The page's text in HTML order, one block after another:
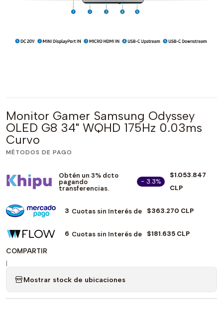
Monitor Gamer Samsung Odyssey
OLED G8 34" WQHD 175Hz 0.03ms
Curvo
MÉTODOS DE PAGO
Obtén un 3% dcto
pagando
transferencias.
- 3.3%
$1.053.847
CLP
3 Cuotas sin Interés de $363.270 CLP
6 Cuotas sin Interés de $181.635 CLP
COMPARTIR
|
Mostrar stock de ubicaciones